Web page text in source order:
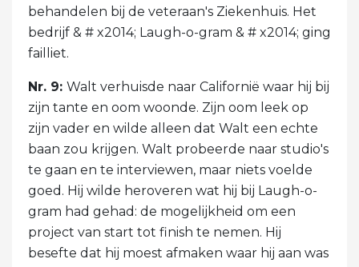
behandelen bij de veteraan's Ziekenhuis. Het
bedrijf & # x2014; Laugh-o-gram & # x2014; ging
failliet.
Nr. 9: Walt verhuisde naar Californië waar hij bij
zijn tante en oom woonde. Zijn oom leek op
zijn vader en wilde alleen dat Walt een echte
baan zou krijgen. Walt probeerde naar studio's
te gaan en te interviewen, maar niets voelde
goed. Hij wilde heroveren wat hij bij Laugh-o-
gram had gehad: de mogelijkheid om een ​​
project van start tot finish te nemen. Hij
besefte dat hij moest afmaken waar hij aan was